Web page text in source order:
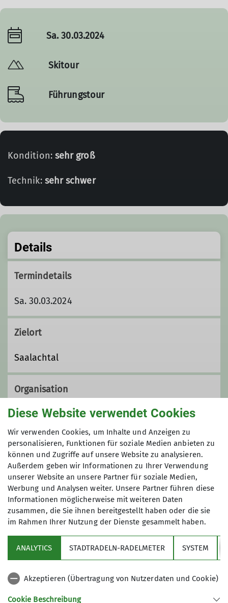
Sa. 30.03.2024
Skitour
Führungstour
Kondition: sehr groß
Technik: sehr schwer
Details
Termindetails
Sa. 30.03.2024
Zielort
Saalachtal
Organisation
Thomas Zanker
0043 6588 8501 33
0043 6648 5637 10
thomas.zanker@alpenverein-
zorneding.de
Qualifikationen
Trainer*in B Skihochtour
Partner
Aktuelles
Diese Website verwendet Cookies
Wir verwenden Cookies, um Inhalte und Anzeigen zu
personalisieren, Funktionen für soziale Medien anbieten zu
können und Zugriffe auf unsere Website zu analysieren.
Außerdem geben wir Informationen zu Ihrer Verwendung
unserer Website an unsere Partner für soziale Medien,
Werbung und Analysen weiter. Unsere Partner führen diese
Informationen möglicherweise mit weiteren Daten
zusammen, die Sie ihnen bereitgestellt haben oder die sie
im Rahmen Ihrer Nutzung der Dienste gesammelt haben.
ANALYTICS STADTRADELN-RADELMETER SYSTEM
Akzeptieren (Übertragung von Nutzerdaten und Cookie)
Cookie Beschreibung